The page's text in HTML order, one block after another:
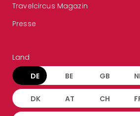
Travelcircus Magazin
Presse
Land
DE BE GB
DK AT CH